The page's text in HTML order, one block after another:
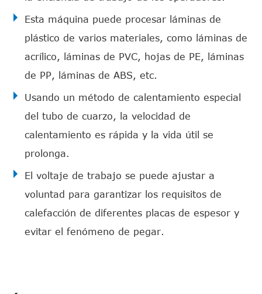
Esta máquina puede procesar láminas de
plástico de varios materiales, como láminas de
acrílico, láminas de PVC, hojas de PE, láminas
de PP, láminas de ABS, etc.
Usando un método de calentamiento especial
del tubo de cuarzo, la velocidad de
calentamiento es rápida y la vida útil se
prolonga.
El voltaje de trabajo se puede ajustar a
voluntad para garantizar los requisitos de
calefacción de diferentes placas de espesor y
evitar el fenómeno de pegar.